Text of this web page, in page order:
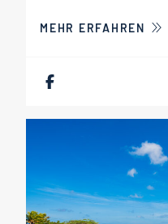
MEHR ERFAHREN